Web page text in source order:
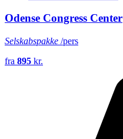
Odense Congress Center
Selskabspakke /pers
fra 895 kr.